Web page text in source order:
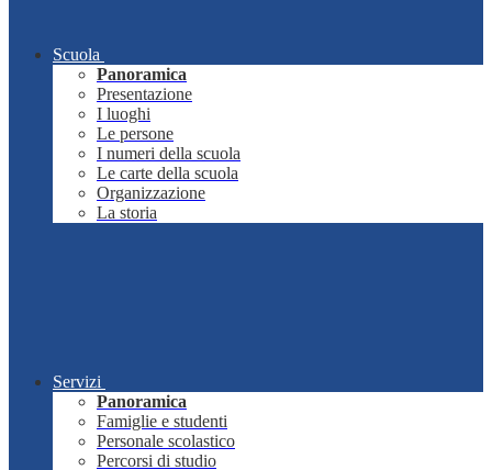
Scuola
Panoramica
Presentazione
I luoghi
Le persone
I numeri della scuola
Le carte della scuola
Organizzazione
La storia
Servizi
Panoramica
Famiglie e studenti
Personale scolastico
Percorsi di studio